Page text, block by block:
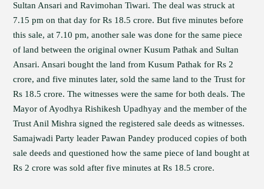
Sultan Ansari and Ravimohan Tiwari. The deal was struck at
7.15 pm on that day for Rs 18.5 crore. But five minutes before
this sale, at 7.10 pm, another sale was done for the same piece
of land between the original owner Kusum Pathak and Sultan
Ansari. Ansari bought the land from Kusum Pathak for Rs 2
crore, and five minutes later, sold the same land to the Trust for
Rs 18.5 crore. The witnesses were the same for both deals. The
Mayor of Ayodhya Rishikesh Upadhyay and the member of the
Trust Anil Mishra signed the registered sale deeds as witnesses.
Samajwadi Party leader Pawan Pandey produced copies of both
sale deeds and questioned how the same piece of land bought at
Rs 2 crore was sold after five minutes at Rs 18.5 crore.